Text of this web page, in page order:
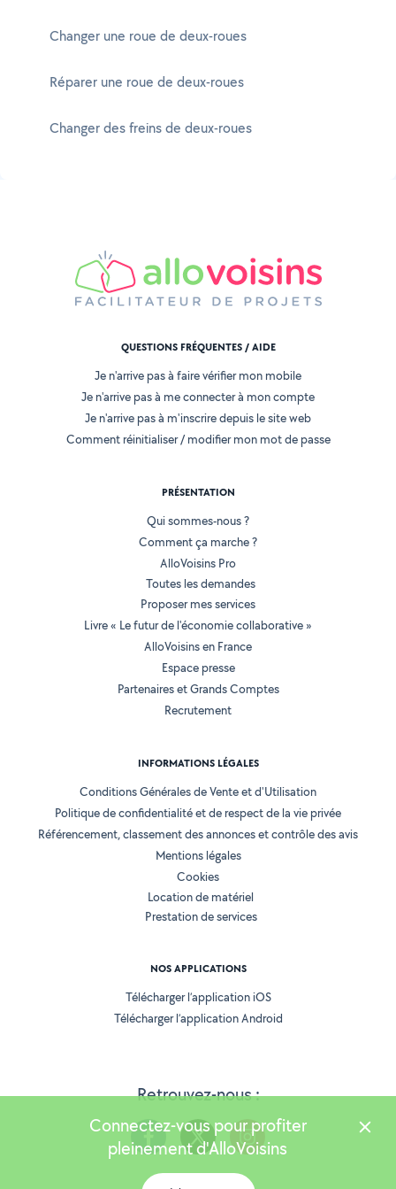
Changer une roue de deux-roues
Réparer une roue de deux-roues
Changer des freins de deux-roues
Retrouvez-nous :
QUESTIONS FRÉQUENTES / AIDE
Je n'arrive pas à faire vérifier mon mobile
Je n'arrive pas à me connecter à mon compte
Je n'arrive pas à m'inscrire depuis le site web
Comment réinitialiser / modifier mon mot de passe
PRÉSENTATION
Qui sommes-nous ?
Comment ça marche ?
AlloVoisins Pro
Toutes les demandes
Proposer mes services
Livre « Le futur de l'économie collaborative »
AlloVoisins en France
Espace presse
Partenaires et Grands Comptes
Recrutement
INFORMATIONS LÉGALES
Conditions Générales de Vente et d'Utilisation
Politique de confidentialité et de respect de la vie privée
Référencement, classement des annonces et contrôle des avis
Mentions légales
Cookies
Location de matériel
Prestation de services
NOS APPLICATIONS
Télécharger l’application iOS
Télécharger l’application Android
Connectez-vous pour profiter
pleinement d'AlloVoisins